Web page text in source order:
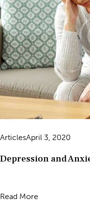
ArticlesApril 3, 2020
Depression and
Read More